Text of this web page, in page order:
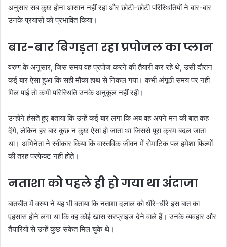
अनुसार सब कुछ होना आसान नहीं रहा और छोटी-छोटी परिस्थितियों ने बार-बार
उनके प्रयासों को प्रभावित किया।
बार-बार बिगड़ता रहा प्रपोजल का प्लान
वरुण के अनुसार, जिस समय वह प्रपोज करने की तैयारी कर रहे थे, उसी दौरान
कई बार ऐसा हुआ कि सही मौका हाथ से निकल गया। कभी अंगूठी समय पर नहीं
मिल पाई तो कभी परिस्थिति उनके अनुकूल नहीं रही।
उन्होंने हंसते हुए बताया कि उन्हें कई बार लगा कि अब वह अपने मन की बात कह
देंगे, लेकिन हर बार कुछ न कुछ ऐसा हो जाता था जिससे पूरा क्रम बदल जाता
था। अभिनेता ने स्वीकार किया कि वास्तविक जीवन में रोमांटिक पल हमेशा फिल्मों
की तरह परफेक्ट नहीं होते।
नताशा को पहले ही हो गया था अंदाजा
बातचीत में वरुण ने यह भी बताया कि नताशा दलाल को धीरे-धीरे इस बात का
एहसास होने लगा था कि वह कोई खास सरप्राइज देने वाले हैं। उनके व्यवहार और
तैयारियों से उन्हें कुछ संकेत मिल चुके थे।